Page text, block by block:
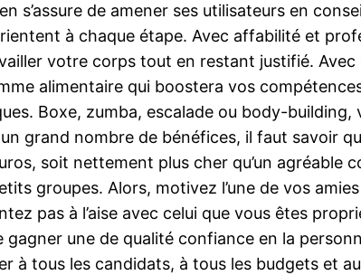
s’assure de amener ses utilisateurs en
à chaque étape. Avec affabilité et
votre corps tout en restant justifié.
alimentaire qui boostera vos
Boxe, zumba, escalade ou body-building,
grand nombre de bénéfices, il faut savoir
soit nettement plus cher qu’un agréable
groupes. Alors, motivez l’une de vos
pas à l’aise avec celui que vous êtes
une de qualité confiance en la
à tous les candidats, à tous les budgets et